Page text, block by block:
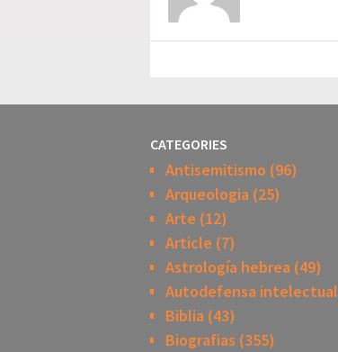
CATEGORIES
Antisemitismo (96)
Arqueologia (25)
Arte (12)
Article (7)
Astrología hebrea (49)
Autodefensa intelectual
Biblia (43)
Biografias (355)